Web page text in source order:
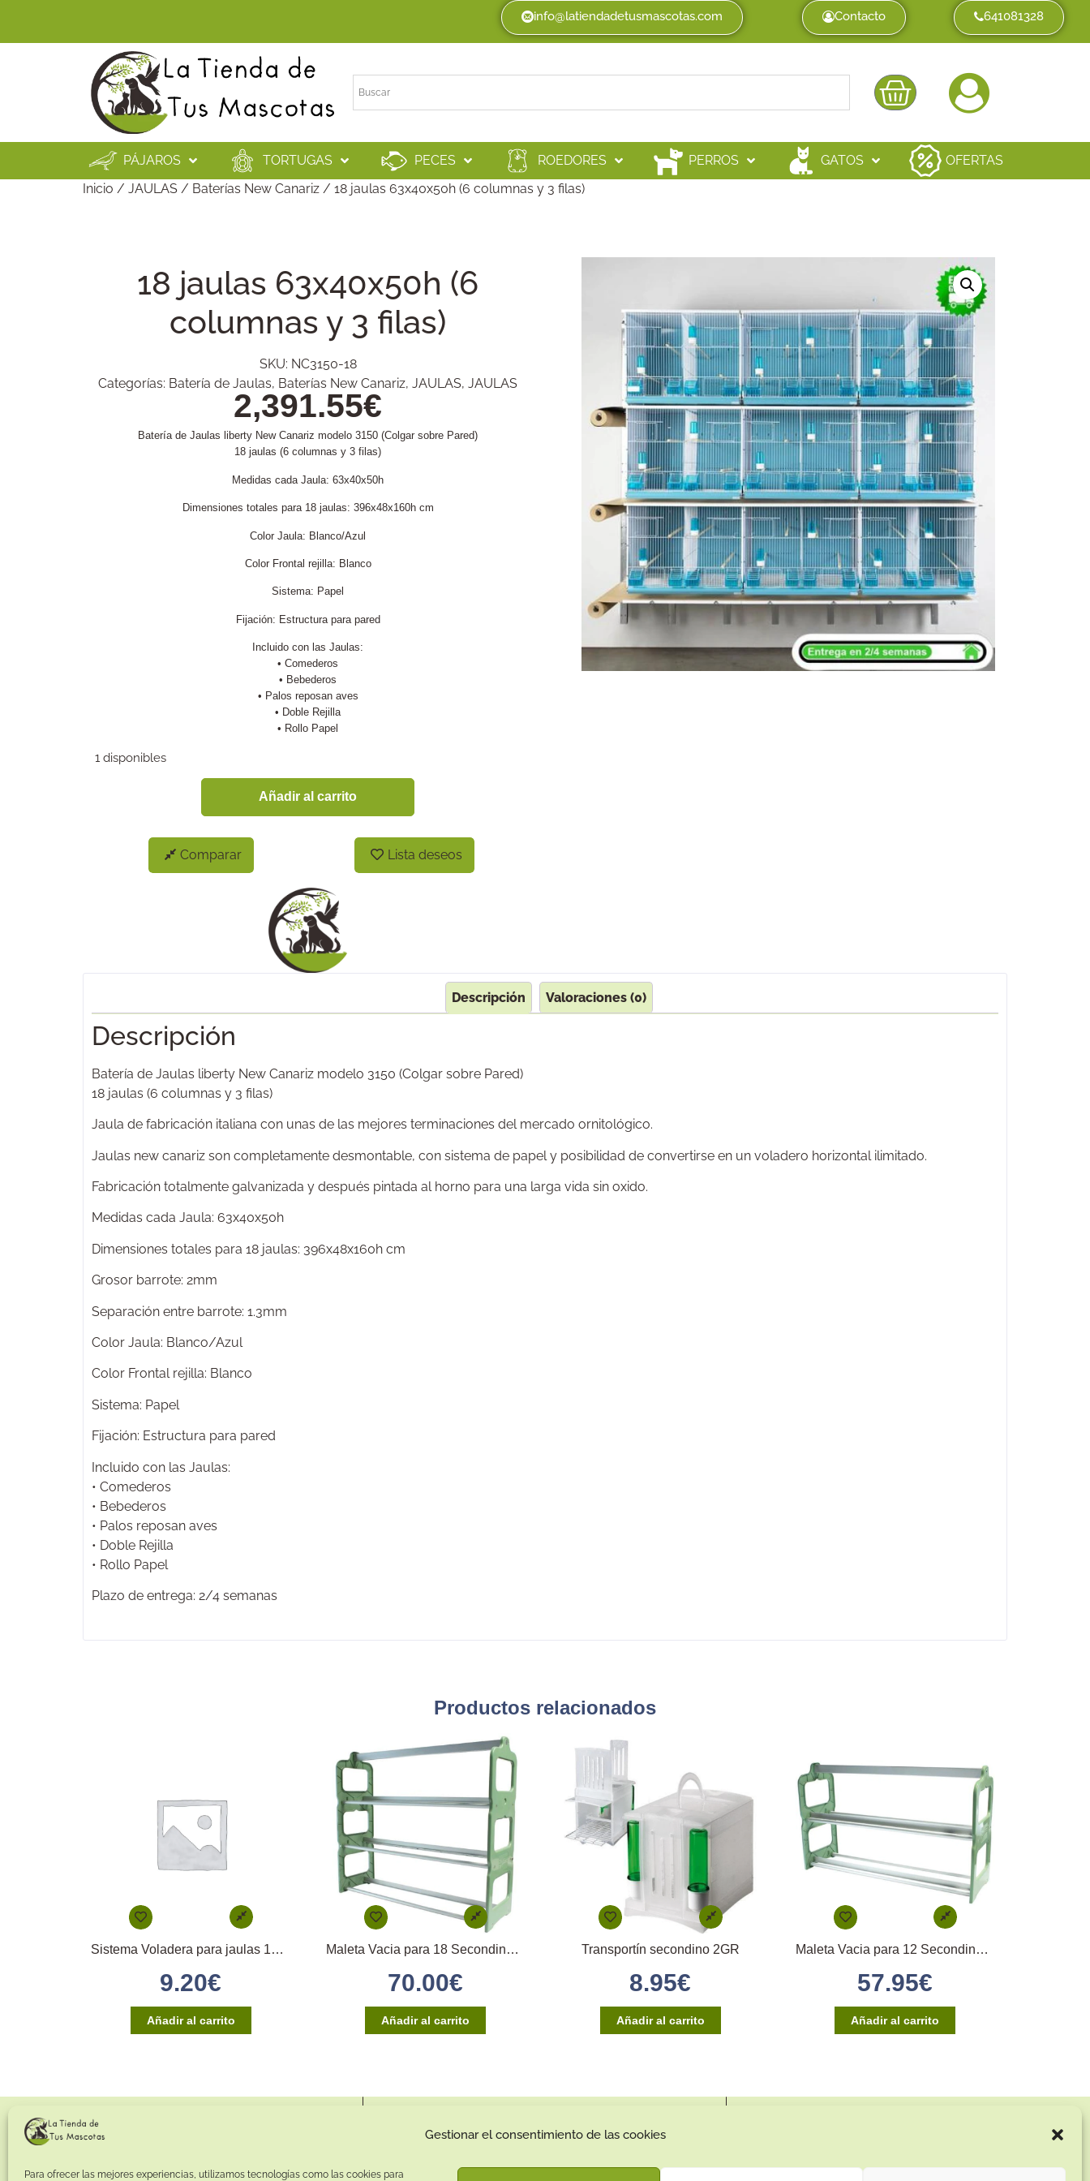
Gestionar el consentimiento de las cookies
Para ofrecer las mejores experiencias, utilizamos tecnologías como las cookies para
info@latiendadetusmascotas.com Contacto 641081328
PÁJAROS TORTUGAS PECES ROEDORES PERROS GATOS
OFERTAS
Inicio / JAULAS / Baterías New Canariz / 18 jaulas 63x40x50h (6 columnas y 3 filas)
18 jaulas 63x40x50h (6
columnas y 3 filas)
SKU: NC3150-18
Categorías: Batería de Jaulas, Baterías New Canariz, JAULAS, JAULAS
2,391.55€
Batería de Jaulas liberty New Canariz modelo 3150 (Colgar sobre Pared)
18 jaulas (6 columnas y 3 filas)
Medidas cada Jaula: 63x40x50h
Dimensiones totales para 18 jaulas: 396x48x160h cm
Color Jaula: Blanco/Azul
Color Frontal rejilla: Blanco
Sistema: Papel
Fijación: Estructura para pared
Incluido con las Jaulas:
• Comederos
• Bebederos
• Palos reposan aves
• Doble Rejilla
• Rollo Papel
1 disponibles
Añadir al carrito
Comparar Lista deseos
Descripción Valoraciones (0)
Descripción
Batería de Jaulas liberty New Canariz modelo 3150 (Colgar sobre Pared)
18 jaulas (6 columnas y 3 filas)
Jaula de fabricación italiana con unas de las mejores terminaciones del mercado ornitológico.
Jaulas new canariz son completamente desmontable, con sistema de papel y posibilidad de convertirse en un voladero horizontal ilimitado.
Fabricación totalmente galvanizada y después pintada al horno para una larga vida sin oxido.
Medidas cada Jaula: 63x40x50h
Dimensiones totales para 18 jaulas: 396x48x160h cm
Grosor barrote: 2mm
Separación entre barrote: 1.3mm
Color Jaula: Blanco/Azul
Color Frontal rejilla: Blanco
Sistema: Papel
Fijación: Estructura para pared
Incluido con las Jaulas:
• Comederos
• Bebederos
• Palos reposan aves
• Doble Rejilla
• Rollo Papel
Plazo de entrega: 2/4 semanas
Productos relacionados
Sistema Voladera para jaulas 120 y 90 Color Verde
9.20€
Añadir al carrito
Maleta Vacia para 18 Secondinos Medios 18
70.00€
Añadir al carrito
Transportín secondino 2GR
8.95€
Añadir al carrito
Maleta Vacia para 12 Secondinos Medios
57.95€
Añadir al carrito
Calle Pepe Jiménez 19, Rute, 14950 Códoba. España
Términos y condiciones